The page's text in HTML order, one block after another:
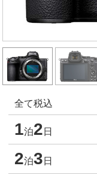
全て税込
1泊2 日
2泊3 日